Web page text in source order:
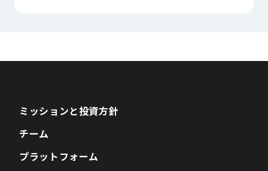
ミッションと投資方針
チーム
プラットフォーム